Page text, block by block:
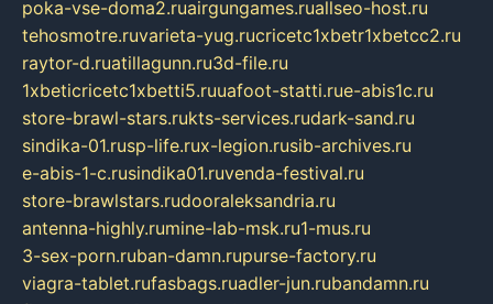
poka-vse-doma2.ruairgungames.ruallseo-host.ru
tehosmotre.ruvarieta-yug.rucricetc1xbetr1xbetcc2.ru
raytor-d.ruatillagunn.ru3d-file.ru
1xbeticricetc1xbetti5.ruuafoot-statti.rue-abis1c.ru
store-brawl-stars.rukts-services.rudark-sand.ru
sindika-01.rusp-life.rux-legion.rusib-archives.ru
e-abis-1-c.rusindika01.ruvenda-festival.ru
store-brawlstars.rudooraleksandria.ru
antenna-highly.rumine-lab-msk.ru1-mus.ru
3-sex-porn.ruban-damn.rupurse-factory.ru
viagra-tablet.rufasbags.ruadler-jun.rubandamn.ru